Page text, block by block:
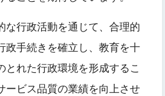
な行政活動を通じて、合理的
政手続きを確立し、教育を十
とれた行政環境を形成するこ
ービス品質の業績を向上させ